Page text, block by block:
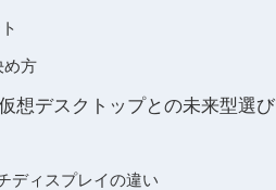
め方
想デスクトップとの未来型選び
ディスプレイの違い